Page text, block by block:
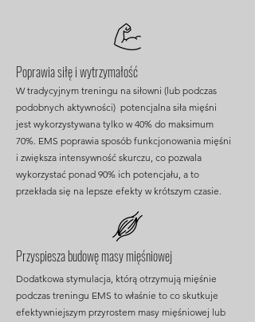
Poprawia siłę i wytrzymałość
W tradycyjnym treningu na siłowni (lub podczas
podobnych aktywności) potencjalna siła mięśni
jest wykorzystywana tylko w 40% do maksimum
70%. EMS poprawia sposób funkcjonowania mięśni
i zwiększa intensywność skurczu, co pozwala
wykorzystać ponad 90% ich potencjału, a to
przekłada się na lepsze efekty w krótszym czasie.
Przyspiesza budowę masy mięśniowej
Dodatkowa stymulacja, którą otrzymują mięśnie
podczas treningu EMS to właśnie to co skutkuje
efektywniejszym przyrostem masy mięśniowej lub